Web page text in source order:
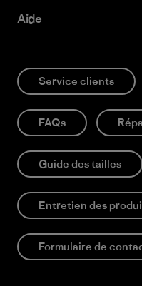
Aide
Service clients
FAQs
Guide des tailles
Entretien des
Formulaire de